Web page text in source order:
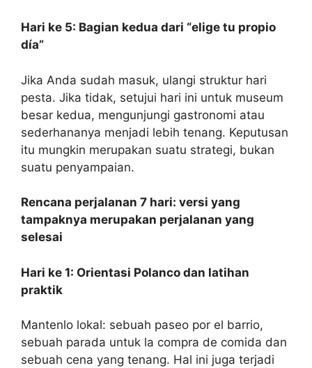
Hari ke 5: Bagian kedua dari “elige tu propio
día”
Jika Anda sudah masuk, ulangi struktur hari
pesta. Jika tidak, setujui hari ini untuk museum
besar kedua, mengunjungi gastronomi atau
sederhananya menjadi lebih tenang. Keputusan
itu mungkin merupakan suatu strategi, bukan
suatu penyampaian.
Rencana perjalanan 7 hari: versi yang
tampaknya merupakan perjalanan yang
selesai
Hari ke 1: Orientasi Polanco dan latihan
praktik
Mantenlo lokal: sebuah paseo por el barrio,
sebuah parada untuk la compra de comida dan
sebuah cena yang tenang. Hal ini juga terjadi